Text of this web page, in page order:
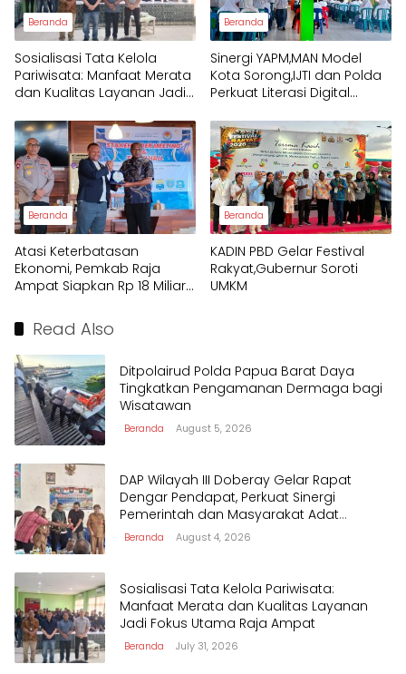
Beranda
Sosialisasi Tata Kelola
Pariwisata: Manfaat Merata
dan Kualitas Layanan Jadi
Beranda
Sinergi YAPM,MAN Model
Kota Sorong,IJTI dan Polda
Perkuat Literasi Digital
Beranda
Atasi Keterbatasan
Ekonomi, Pemkab Raja
Ampat Siapkan Rp 18 Miliar
2026
Beranda
KADIN PBD Gelar Festival
Rakyat,Gubernur Soroti
UMKM
Read Also
Ditpolairud Polda Papua Barat Daya
Tingkatkan Pengamanan Dermaga bagi
Wisatawan
Beranda August 5, 2026
DAP Wilayah III Doberay Gelar Rapat
Dengar Pendapat, Perkuat Sinergi
Pemerintah dan Masyarakat Adat
Mengawal Pembangunan Papua Barat
Beranda August 4, 2026
Sosialisasi Tata Kelola Pariwisata:
Manfaat Merata dan Kualitas Layanan
Jadi Fokus Utama Raja Ampat
Beranda July 31, 2026